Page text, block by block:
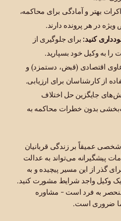
بهتر و آمادگی برای محاکمه،
در هر پرونده دارند.
کنید:برای جلوگیری از
را به وکیل خود بسپارید.
اقتصادی (قبض، دستمزد) و
از کارشناسان برای ارزیابی.
جایگزین حل اختلاف
بدون خطرات محاکمه به
عمیقاً بر زندگی قربانیان
پیشگیرانه می‌تواند به عدالت
گذر از این مسیر پیچیده و به
یک وکیل واجد شرایط مشورت کنید.
منحصر به فرد است - مشاوره
ضروری است.